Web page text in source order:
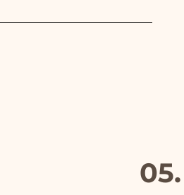
De plus, dans toutes
05.